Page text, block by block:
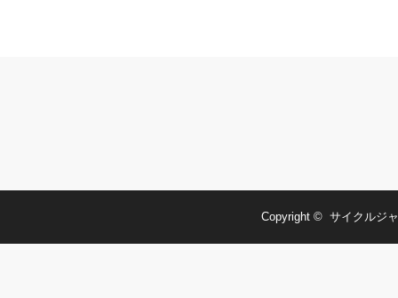
Copyright © サイクルジ